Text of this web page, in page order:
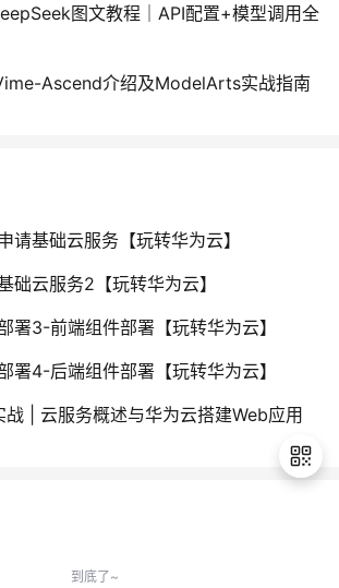
图文教程｜API配置+模型调用全
Ascend介绍及ModelArts实战指南
请基础云服务【玩转华为云】
础云服务2【玩转华为云】
署3-前端组件部署【玩转华为云】
署4-后端组件部署【玩转华为云】
战 | 云服务概述与华为云搭建Web应用
到底了~